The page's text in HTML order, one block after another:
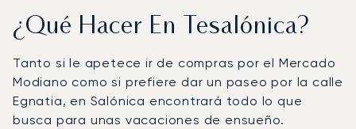
¿Qué Hacer En Tesalónica?
Tanto si le apetece ir de compras por el Mercado
Modiano como si prefiere dar un paseo por la calle
Egnatia, en Salónica encontrará todo lo que
busca para unas vacaciones de ensueño.